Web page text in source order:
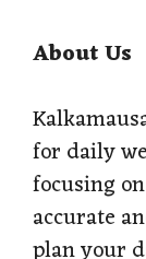
About Us
for daily
focusing
accurate